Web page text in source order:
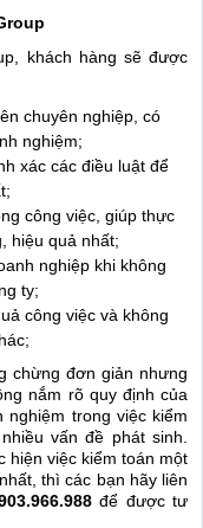
khách hàng sẽ được
chuyên nghiệp, có
nghiệm;
xác các điều luật để
công việc, giúp thực
hiệu quả nhất;
nghiệp khi không
ty;
công việc và không
chừng đơn giản nhưng
nắm rõ quy định của
nghiệm trong việc kiểm
vấn đề phát sinh.
hiện việc kiểm toán một
thì các bạn hãy liên
để được tư